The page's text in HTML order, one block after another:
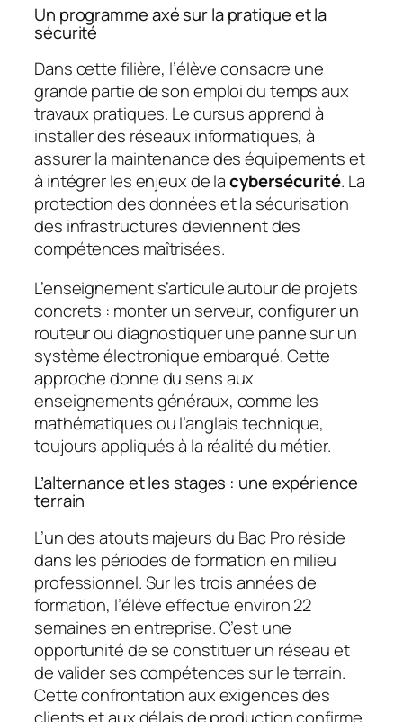
Un programme axé sur la pratique et la
sécurité
Dans cette filière, l’élève consacre une
grande partie de son emploi du temps aux
travaux pratiques. Le cursus apprend à
installer des réseaux informatiques, à
assurer la maintenance des équipements et
à intégrer les enjeux de lacybersécurité. La
protection des données et la sécurisation
des infrastructures deviennent des
compétences maîtrisées.
L’enseignement s’articule autour de projets
concrets : monter un serveur, configurer un
routeur ou diagnostiquer une panne sur un
système électronique embarqué. Cette
approche donne du sens aux
enseignements généraux, comme les
mathématiques ou l’anglais technique,
toujours appliqués à la réalité du métier.
L’alternance et les stages : une expérience
terrain
L’un des atouts majeurs du Bac Pro réside
dans les périodes de formation en milieu
professionnel. Sur les trois années de
formation, l’élève effectue environ 22
semaines en entreprise. C’est une
opportunité de se constituer un réseau et
de valider ses compétences sur le terrain.
Cette confrontation aux exigences des